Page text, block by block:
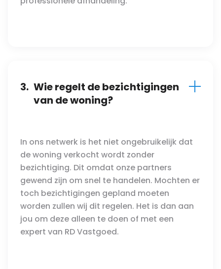
3. Wie regelt de bezichtigingen
van de woning?
In ons netwerk is het niet ongebruikelijk dat
de woning verkocht wordt zonder
bezichtiging. Dit omdat onze partners
gewend zijn om snel te handelen. Mochten er
toch bezichtigingen gepland moeten
worden zullen wij dit regelen. Het is dan aan
jou om deze alleen te doen of met een
expert van RD Vastgoed.